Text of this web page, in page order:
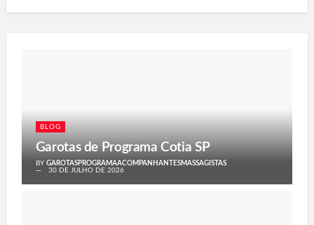
BLOG
Garotas de Programa Cotia SP
BY GAROTASPROGRAMAACOMPANHANTESMASSAGISTAS
30 DE JULHO DE 2026